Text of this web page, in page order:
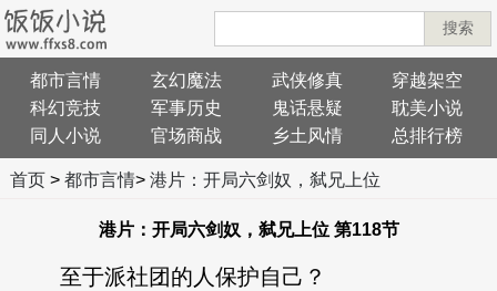
搜索
都市言情 玄幻魔法 武侠修真
穿越架空
科幻竞技
军事历史 鬼话悬疑
耽美小说
同人小说
官场商战 乡土风情 总排行榜
首页> 都市言情> 港片：开局六剑奴，弑兄上位
港片：开局六剑奴，弑兄上位 第118节
至于派社团的人保护自己？